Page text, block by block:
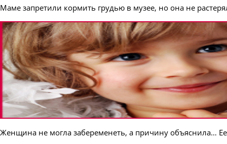
Маме запретили кормить грудью в музее, но она не
Женщина не могла забеременеть, а причину объяснила…